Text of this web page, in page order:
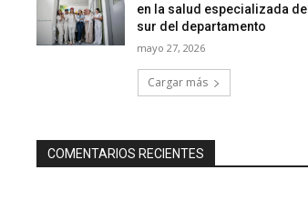
en la salud especializada del
sur del departamento
mayo 27, 2026
Cargar más
COMENTARIOS RECIENTES